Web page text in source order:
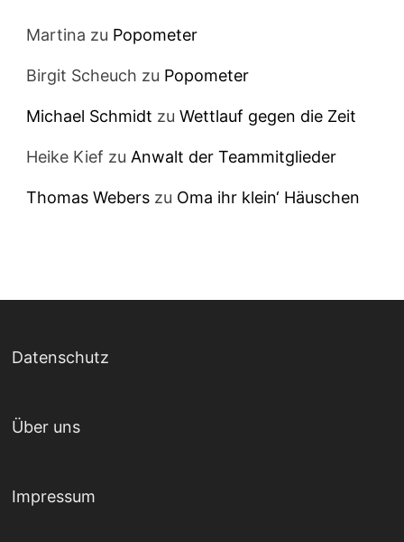
Martina zu Popometer
Birgit Scheuch zu Popometer
Michael Schmidt zuWettlauf gegen die Zeit
Heike Kief zuAnwalt der Teammitglieder
Thomas Webers zu Oma ihr klein‘ Häuschen
Datenschutz
Über uns
Impressum